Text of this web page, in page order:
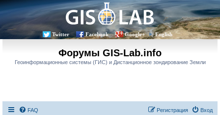
Twitter Facebook Google+ English
Форумы GIS-Lab.info
Геоинформационные системы (ГИС) и Дистанционное зондирование Земли
FAQ Вход
Регистрация